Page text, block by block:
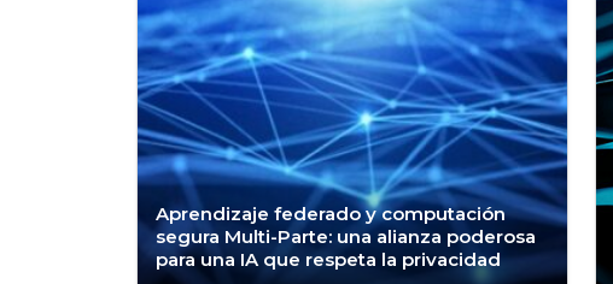
Aprendizaje federado y computación
segura Multi-Parte: una alianza poderosa
para una IA que respeta la privacidad